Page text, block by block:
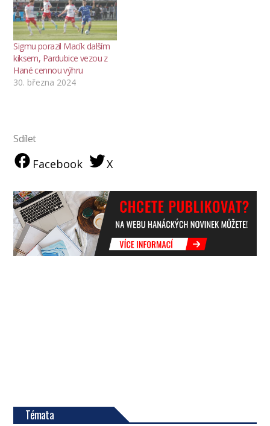
Sigmu porazil Macík dalším
kiksem, Pardubice vezou z
Hané cennou výhru
30. března 2024
Sdílet
Facebook X
Témata